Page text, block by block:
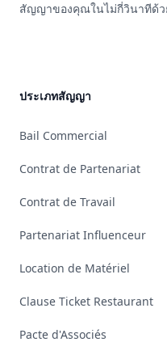
สัญญาของคุณในไม่กี่วินาทีด้ว
ประเภทสัญญา
Bail Commercial
Contrat de Partenariat
Contrat de Travail
Partenariat Influenceur
Location de Matériel
Clause Ticket Restaurant
Pacte d'Associés